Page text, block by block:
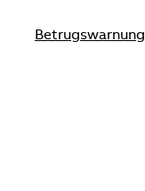
Betrugswarnung